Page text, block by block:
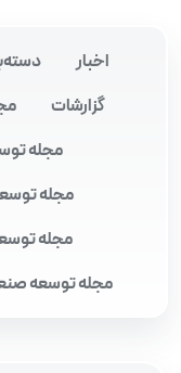
اخبار
گزارشات
مجله
مجله
مجله
مجله توسعه